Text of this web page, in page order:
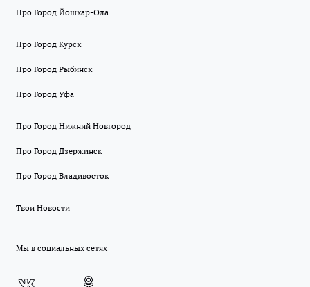
Про Город Йошкар-Ола
Про Город Курск
Про Город Рыбинск
Про Город Уфа
Про Город Нижний Новгород
Про Город Дзержинск
Про Город Владивосток
Твои Новости
Мы в социальных сетях